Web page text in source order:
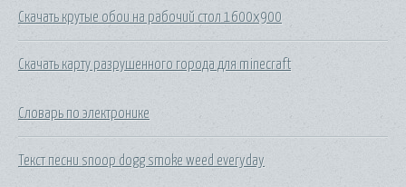
Скачать крутые обои на рабочий стол 1600х900
Скачать карту разрушенного города для minecraft
Словарь по электронике
Текст песни snoop dogg smoke weed everyday